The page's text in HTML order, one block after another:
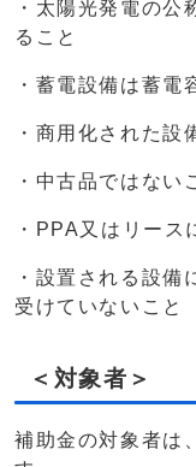
・太陽光発電の公
ること
・蓄電設備は蓄電
・商用化された設
・中古品ではない
・PPA又はリース
・設置される設備
受けていないこと
＜対象者＞
補助金の対象者は